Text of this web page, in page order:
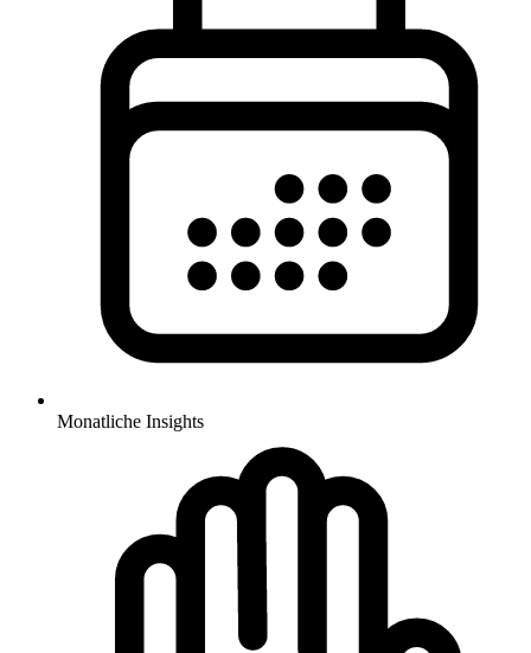
Monatliche Insights